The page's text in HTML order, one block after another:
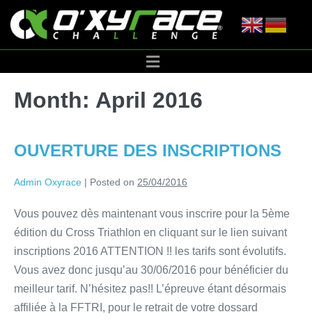
Month: April 2016
OUVERTURE DES INSCRIPTIONS
Admin Oxyrace | Posted on 25/04/2016
Vous pouvez dès maintenant vous inscrire pour la 5ème
édition du Cross Triathlon en cliquant sur le lien suivant
inscriptions 2016 ATTENTION !! les tarifs sont évolutifs.
Vous avez donc jusqu’au 30/06/2016 pour bénéficier du
meilleur tarif. N’hésitez pas!! L’épreuve étant désormais
affiliée à la FFTRI, pour le retrait de votre dossard